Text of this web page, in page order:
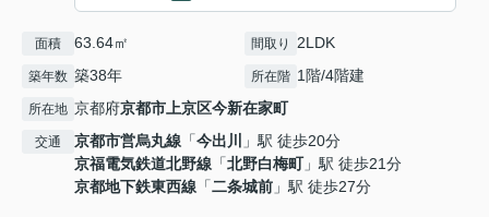
面積 63.64㎡ 間取り 2LDK
築年数 築38年 所在階 1階/4階建
所在地 京都府京都市上京区今新在家町
交通 京都市営烏丸線 「今出川
」駅 徒歩20分
京福電気鉄道北野線 「北野白梅町」駅 徒歩21分
京都地下鉄東西線 「二条城前 」駅 徒歩27分